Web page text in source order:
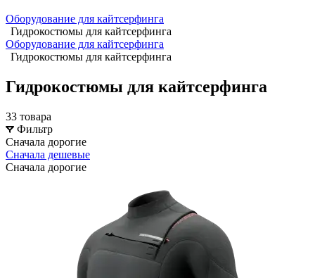
Оборудование для кайтсерфинга
Гидрокостюмы для кайтсерфинга
Оборудование для кайтсерфинга
Гидрокостюмы для кайтсерфинга
Гидрокостюмы для кайтсерфинга
33 товара
Фильтр
Сначала дорогие
Сначала дешевые
Сначала дорогие